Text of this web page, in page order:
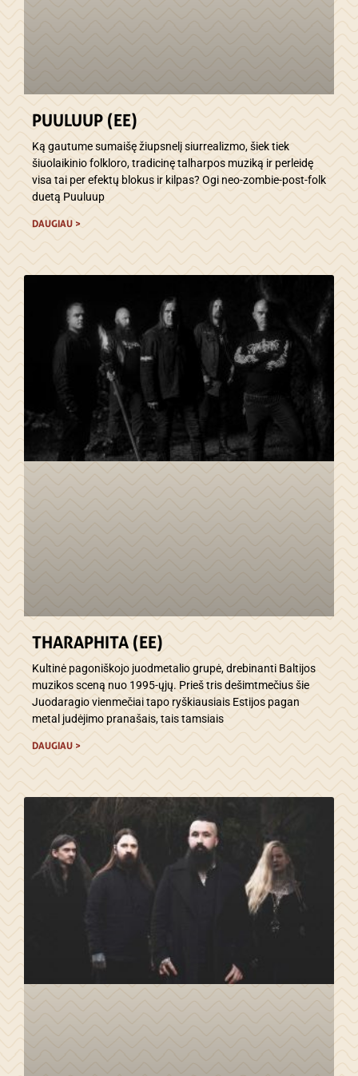
PUULUUP (EE)
Ką gautume sumaišę žiupsnelį siurrealizmo, šiek tiek
šiuolaikinio folkloro, tradicinę talharpos muziką ir perleidę
visa tai per efektų blokus ir kilpas? Ogi neo-zombie-post-folk
duetą Puuluup
DAUGIAU >
THARAPHITA (EE)
Kultinė pagoniškojo juodmetalio grupė, drebinanti Baltijos
muzikos sceną nuo 1995-ųjų. Prieš tris dešimtmečius šie
Juodaragio vienmečiai tapo ryškiausiais Estijos pagan
metal judėjimo pranašais, tais tamsiais
DAUGIAU >